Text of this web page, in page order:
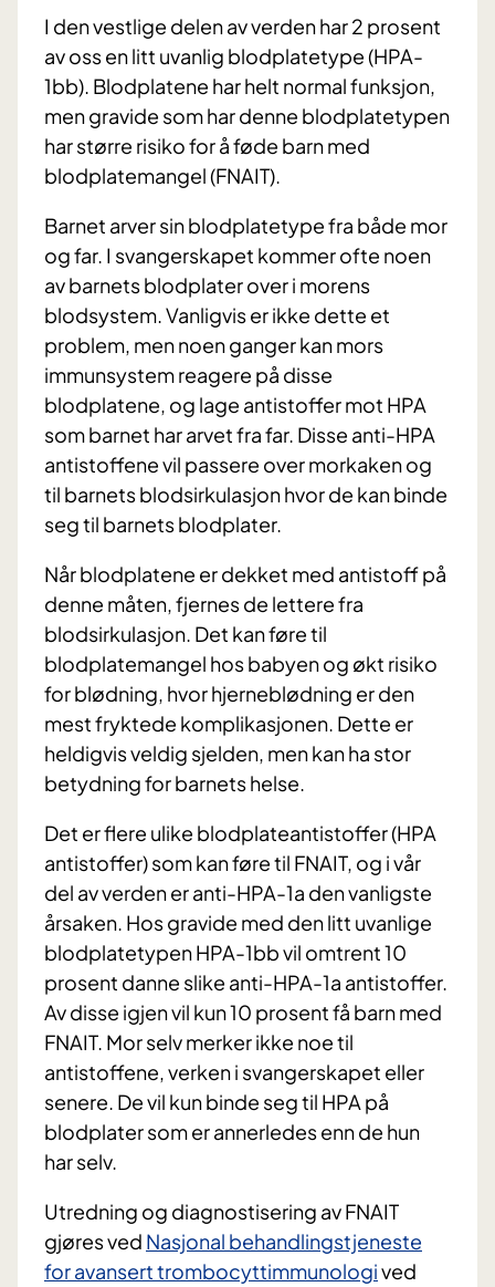
I den vestlige delen av verden har 2 prosent
av oss en litt uvanlig blodplatetype (HPA-
1bb). Blodplatene har helt normal funksjon,
men gravide som har denne blodplatetypen
har større risiko for å føde barn med
blodplatemangel (FNAIT).
Barnet arver sin blodplatetype fra både mor
og far. I svangerskapet kommer ofte noen
av barnets blodplater over i morens
blodsystem. Vanligvis er ikke dette et
problem, men noen ganger kan mors
immunsystem reagere på disse
blodplatene, og lage antistoffer mot HPA
som barnet har arvet fra far. Disse anti-HPA
antistoffene vil passere over morkaken og
til barnets blodsirkulasjon hvor de kan binde
seg til barnets blodplater.
Når blodplatene er dekket med antistoff på
denne måten, fjernes de lettere fra
blodsirkulasjon. Det kan føre til
blodplatemangel hos babyen og økt risiko
for blødning, hvor hjerneblødning er den
mest fryktede komplikasjonen. Dette er
heldigvis veldig sjelden, men kan ha stor
betydning for barnets helse.
Det er flere ulike blodplateantistoffer (HPA
antistoffer) som kan føre til FNAIT, og i vår
del av verden er anti-HPA-1a den vanligste
årsaken. Hos gravide med den litt uvanlige
blodplatetypen HPA-1bb vil omtrent 10
prosent danne slike anti-HPA-1a antistoffer.
Av disse igjen vil kun 10 prosent få barn med
FNAIT. Mor selv merker ikke noe til
antistoffene, verken i svangerskapet eller
senere. De vil kun binde seg til HPA på
blodplater som er annerledes enn de hun
har selv.
Utredning og diagnostisering av FNAIT
gjøres ved Nasjonal behandlingstjeneste
for avansert trombocyttimmunologived